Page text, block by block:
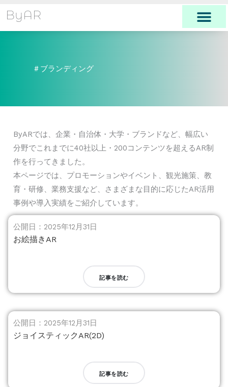
を
ByAR
＃ブランディング
ByARでは、企業・自治体・大学・ブランドなど、幅広い
分野でこれまでに40社以上・200コンテンツを超えるAR制
作を行ってきました。
本ページでは、プロモーションやイベント、観光施策、教
育・研修、業務支援など、さまざまな目的に応じたAR活用
事例や導入実績をご紹介しています。
公開日：2025年12月31日
お絵描きAR
記事を読む
公開日：2025年12月31日
ジョイスティックAR(2D)
記事を読む